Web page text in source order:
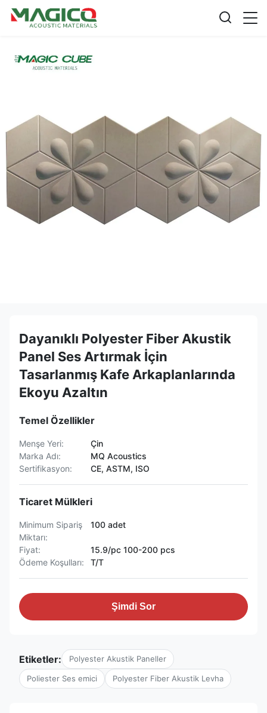
Dayanıklı Polyester Fiber Akustik
Panel Ses Artırmak İçin
Tasarlanmış Kafe Arkaplanlarında
Ekoyu Azaltın
Temel Özellikler
Menşe Yeri:
Çin
Marka Adı:
MQ Acoustics
Sertifikasyon:
CE, ASTM, ISO
Ticaret Mülkleri
Minimum Sipariş
Miktarı:
100 adet
Fiyat:
15.9/pc 100-200 pcs
Ödeme Koşulları:
T/T
Şimdi Sor
Etiketler: Polyester Akustik Paneller
Poliester Ses emici Polyester Fiber Akustik Levha